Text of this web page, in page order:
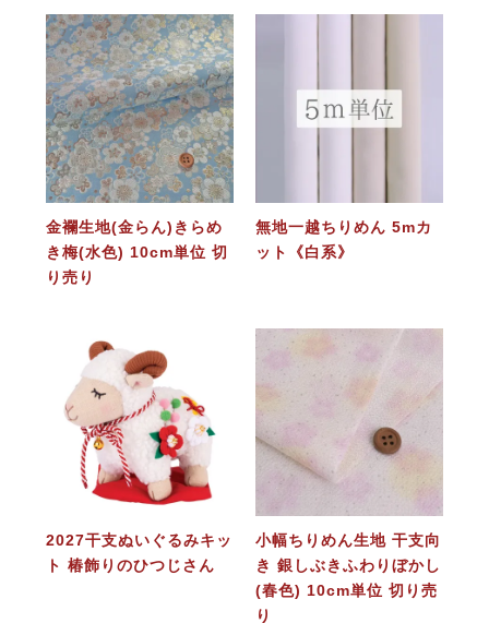
金襴生地(金らん)きらめ
き梅(水色) 10cm単位 切
り売り
無地一越ちりめん 5mカ
ット《白系》
2027干支ぬいぐるみキッ
ト 椿飾りのひつじさん
小幅ちりめん生地 干支向
き 銀しぶきふわりぼかし
(春色) 10cm単位 切り売
り